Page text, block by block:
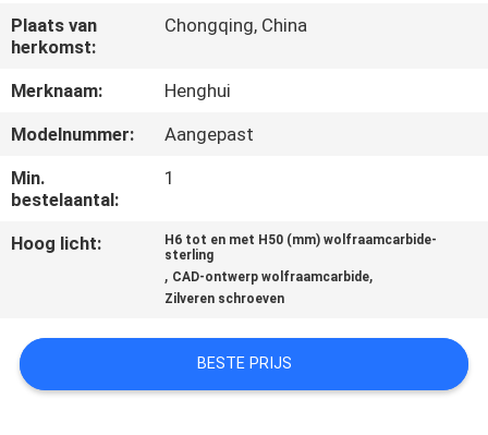
ONGEVEER
ONS
FABRIEKSREIS
KWALITEITSCONTROLE
CONTACTEER
NIEUWS
Plaats van
herkomst:
Chongqing, China
Merknaam:
Henghui
Modelnummer:
Aangepast
Min.
bestelaantal:
1
Hoog licht:
H6 tot en met H50 (mm) wolfraamcarbide-
sterling
, CAD-ontwerp wolfraamcarbide,
Zilveren schroeven
BESTE PRIJS